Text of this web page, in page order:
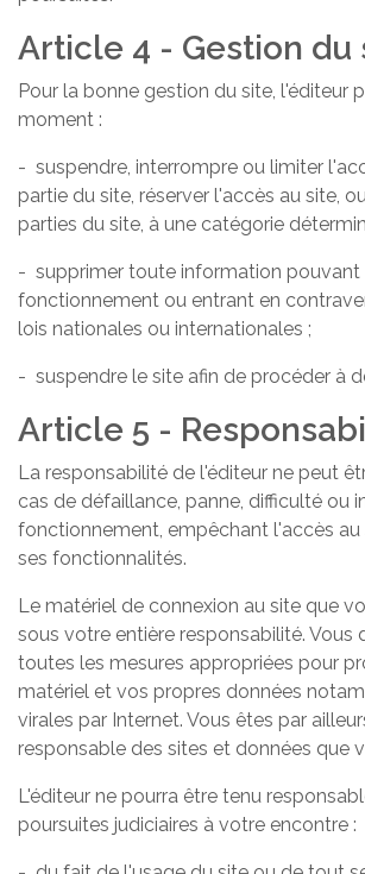
Article 4 - Gestion du
Pour la bonne gestion du site, l'éditeur
moment :
- suspendre, interrompre ou limiter
partie du site, réserver l'accès au site,
parties du site, à une catégorie
- supprimer toute information pouvant
fonctionnement ou entrant en
lois nationales ou internationales ;
- suspendre le site afin de procéder à
Article 5 -
La responsabilité de l'éditeur ne peut
cas de défaillance, panne, difficulté ou
fonctionnement, empêchant l'accès au
ses fonctionnalités.
Le matériel de connexion au site que
sous votre entière responsabilité. Vous
toutes les mesures appropriées pour
matériel et vos propres données
virales par Internet. Vous êtes par
responsable des sites et données que
L'éditeur ne pourra être tenu
poursuites judiciaires à votre encontre :